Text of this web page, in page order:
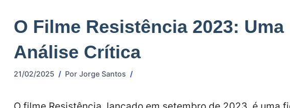
O Filme Resistência 2023: Uma
Análise Crítica
21/02/2025 Por Jorge Santos